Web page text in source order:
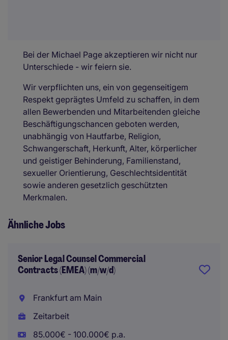
Bei der Michael Page akzeptieren wir nicht nur
Unterschiede - wir feiern sie.
Wir verpflichten uns, ein von gegenseitigem
Respekt geprägtes Umfeld zu schaffen, in dem
allen Bewerbenden und Mitarbeitenden gleiche
Beschäftigungschancen geboten werden,
unabhängig von Hautfarbe, Religion,
Schwangerschaft, Herkunft, Alter, körperlicher
und geistiger Behinderung, Familienstand,
sexueller Orientierung, Geschlechtsidentität
sowie anderen gesetzlich geschützten
Merkmalen.
Ähnliche Jobs
Senior Legal Counsel Commercial
Contracts (EMEA) (m/w/d)
Frankfurt am Main
Zeitarbeit
85.000€ - 100.000€ p.a.